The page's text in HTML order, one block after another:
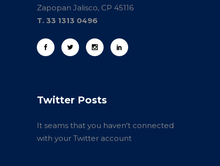
Zapopan Jalisco, CP 45116
T. 33 1313 0496
Twitter Posts
It seams that you haven't connected
with your Twitter account